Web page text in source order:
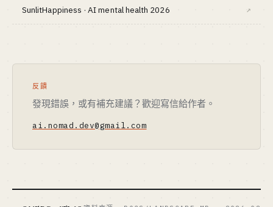
SunlitHappiness · AI mental health 2026 ↗
反饋
發現錯誤，或有補充建議？歡迎寫信給作者。
ai.nomad.dev@gmail.com